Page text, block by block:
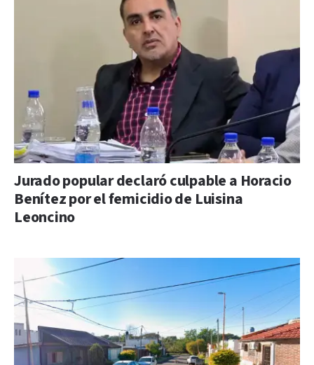
Jurado popular declaró culpable a Horacio
Benítez por el femicidio de Luisina
Leoncino